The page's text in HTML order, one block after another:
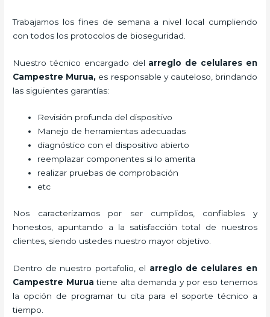
Trabajamos los fines de semana a nivel local cumpliendo
con todos los protocolos de bioseguridad.
Nuestro técnico encargado del arreglo de celulares en
Campestre Murua, es responsable y cauteloso, brindando
las siguientes garantías:
Revisión profunda del dispositivo
Manejo de herramientas adecuadas
diagnóstico con el dispositivo abierto
reemplazar componentes si lo amerita
realizar pruebas de comprobación
etc
Nos caracterizamos por ser cumplidos, confiables y
honestos, apuntando a la satisfacción total de nuestros
clientes, siendo ustedes nuestro mayor objetivo.
Dentro de nuestro portafolio, el arreglo de celulares en
Campestre Murua tiene alta demanda y por eso tenemos
la opción de programar tu cita para el soporte técnico a
tiempo.